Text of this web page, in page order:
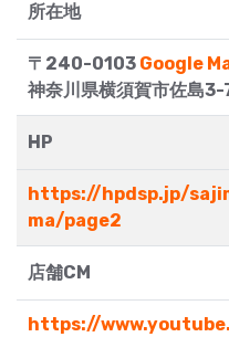
所在地
〒240-0103 Google
神奈川県横須賀市佐島
HP
https://hpdsp.jp/
ma/page2
店舗CM
https://